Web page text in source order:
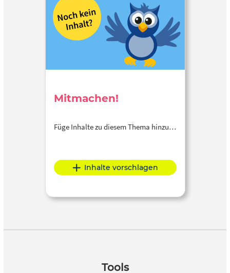
Mitmachen!
Füge Inhalte zu diesem Thema hinzu…
Inhalte vorschlagen
Tools